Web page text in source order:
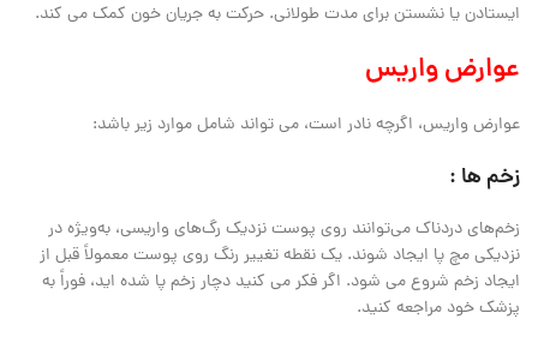
ایستادن یا نشستن برای مدت طولانی. حرکت به جریان خون کمک می کند.
عوارض واریس
عوارض واریس، اگرچه نادر است، می تواند شامل موارد زیر باشد:
زخم ها :
زخم‌های دردناک می‌توانند روی پوست نزدیک رگ‌های واریسی، به‌ویژه در
نزدیکی مچ پا ایجاد شوند. یک نقطه تغییر رنگ روی پوست معمولاً قبل از
ایجاد زخم شروع می شود. اگر فکر می کنید دچار زخم پا شده اید، فوراً به
پزشک خود مراجعه کنید.